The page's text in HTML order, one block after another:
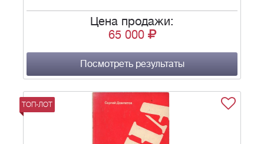
Цена продажи:
65 000
Посмотреть результаты
ТОП-ЛОТ